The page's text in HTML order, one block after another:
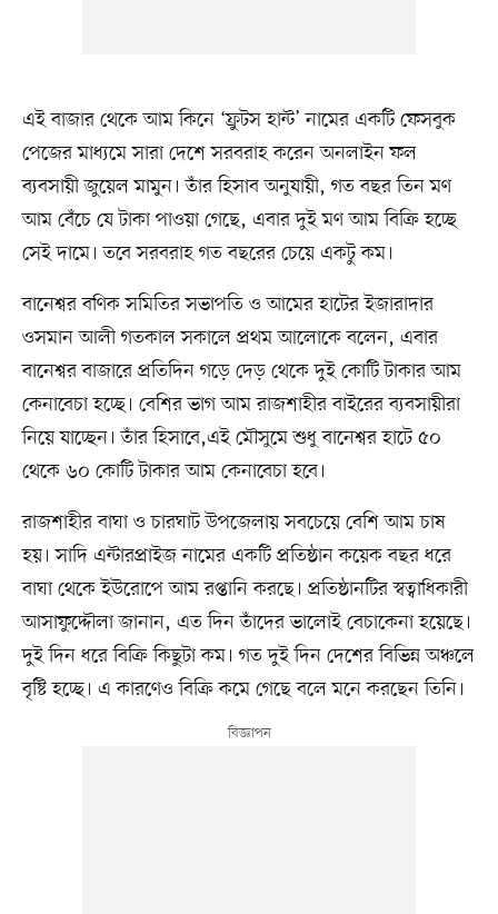
এই বাজার থেকে আম কিনে ‘ফ্রুটস হান্ট’ নামের একটি ফেসবুক
পেজের মাধ্যমে সারা দেশে সরবরাহ করেন অনলাইন ফল
ব্যবসায়ী জুয়েল মামুন। তাঁর হিসাব অনুযায়ী, গত বছর তিন মণ
আম বেঁচে যে টাকা পাওয়া গেছে, এবার দুই মণ আম বিক্রি হচ্ছে
সেই দামে। তবে সরবরাহ গত বছরের চেয়ে একটু কম।
বানেশ্বর বণিক সমিতির সভাপতি ও আমের হাটের ইজারাদার
ওসমান আলী গতকাল সকালে প্রথম আলোকে বলেন, এবার
বানেশ্বর বাজারে প্রতিদিন গড়ে দেড় থেকে দুই কোটি টাকার আম
কেনাবেচা হচ্ছে। বেশির ভাগ আম রাজশাহীর বাইরের ব্যবসায়ীরা
নিয়ে যাচ্ছেন। তাঁর হিসাবে,এই মৌসুমে শুধু বানেশ্বর হাটে ৫০
থেকে ৬০ কোটি টাকার আম কেনাবেচা হবে।
রাজশাহীর বাঘা ও চারঘাট উপজেলায় সবচেয়ে বেশি আম চাষ
হয়। সাদি এন্টারপ্রাইজ নামের একটি প্রতিষ্ঠান কয়েক বছর ধরে
বাঘা থেকে ইউরোপে আম রপ্তানি করছে। প্রতিষ্ঠানটির স্বত্বাধিকারী
আসাফুদ্দৌলা জানান, এত দিন তাঁদের ভালোই বেচাকেনা হয়েছে।
দুই দিন ধরে বিক্রি কিছুটা কম। গত দুই দিন দেশের বিভিন্ন অঞ্চলে
বৃষ্টি হচ্ছে। এ কারণেও বিক্রি কমে গেছে বলে মনে করছেন তিনি।